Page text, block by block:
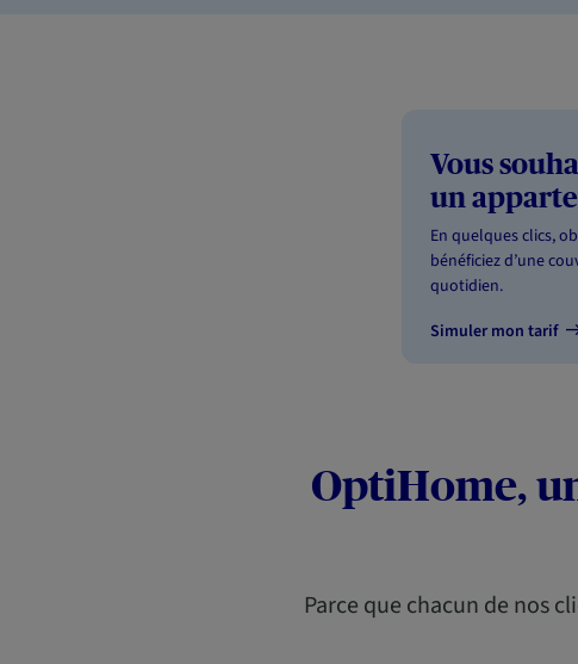
Vous
un
En quelques clics,
bénéficiez d’une
quotidien.
Simuler mon tarif
OptiHome,
Parce que chacun de nos